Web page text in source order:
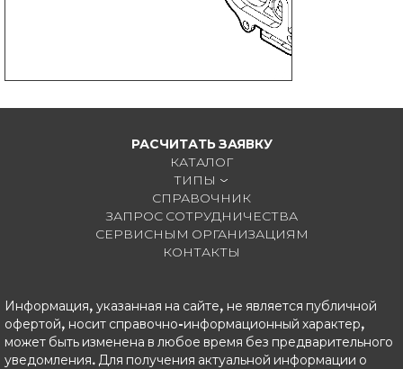
РАСЧИТАТЬ ЗАЯВКУ
КАТАЛОГ
ТИПЫ
СПРАВОЧНИК
ЗАПРОС СОТРУДНИЧЕСТВА
СЕРВИСНЫМ ОРГАНИЗАЦИЯМ
КОНТАКТЫ
Информация, указанная на сайте, не является публичной
офертой, носит справочно-информационный характер,
может быть изменена в любое время без предварительного
уведомления. Для получения актуальной информации о